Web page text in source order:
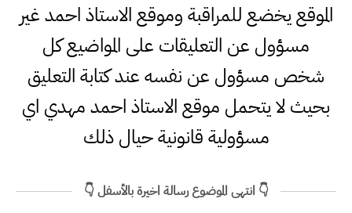
الموقع يخضع للمراقبة وموقع الاستاذ احمد غير
مسؤول عن التعليقات على المواضيع كل
شخص مسؤول عن نفسه عند كتابة التعليق
بحيث لا يتحمل موقع الاستاذ احمد مهدي اي
مسؤولية قانونية حيال ذلك
👇 انتهى الموضوع رسالة اخيرة بالأسفل 👇